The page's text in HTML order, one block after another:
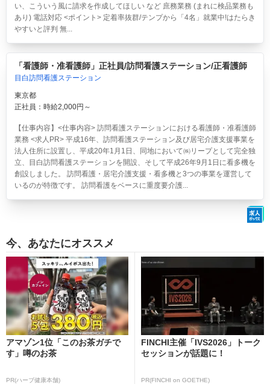
い、こういう風に請求を作成してほしい など 庶務業務 (まれに検品業務も
あり) 電話対応 <ポイント> 定着率抜群/テンプから「4名」就業中!はたらき
やすいと評判 無...
「看護師・准看護師」正社員/訪問看護ステーション/正看護師
目白訪問看護ステーション
東京都
正社員：時給2,000円～
【仕事内容】<仕事内容> 訪問看護ステーションにおける看護師・准看護師
業務 <求人PR> 平成16年、訪問看護ステーション及び居宅介護支援事業を
法人住所に設置し、平成20年1月1日、同地において㈱リープとして完全独
立、目白訪問看護ステーションを開設、そして平成26年9月1日に看多機を
創設しました。 訪問看護・居宅介護支援・看多機と3つの事業を運営して
いるのが特徴です。 訪問看護をベースに重度要介護...
今、あなたにオススメ
アマゾン1位「このお茶ガチで
す」噂のお茶
PR(ハーブ健康本舗)
FINCHI主催「IVS2026」トーク
セッションが話題に！
PR(FINCHI on GOETHE)